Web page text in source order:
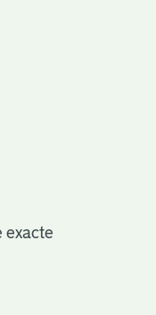
exacte